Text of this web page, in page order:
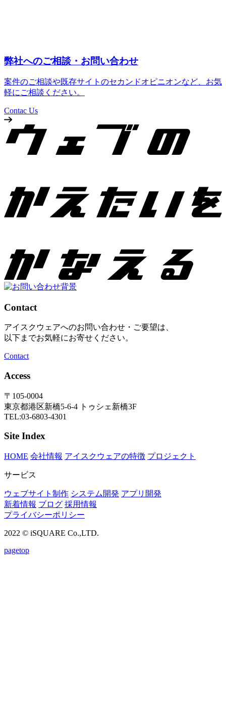
弊社へのご相談・お問い合わせ
案件のご相談や既存サイトのセカンドオピニオンなど、お気
軽にご相談ください。
Contac Us
Contact
アイスクウェアへのお問い合わせ・ご要望は、
以下までお気軽にお寄せください。
Contact
Access
〒105-0004
東京都港区新橋5-6-4 トゥシェ新橋3F
TEL:03-6803-4301
Site Index
HOME 会社情報 アイスクウェアの特徴 プロジェクト
サービス
ウェブサイト制作 システム開発 アプリ開発
新着情報 ブログ 採用情報
プライバシーポリシー
2022 © iSQUARE Co.,LTD.
pagetop